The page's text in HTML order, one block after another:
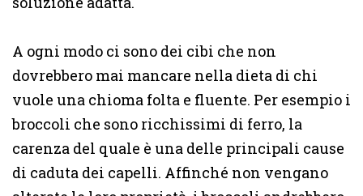
A ogni modo ci sono dei cibi che non
dovrebbero mai mancare nella dieta di chi
vuole una chioma folta e fluente. Per esempio i
broccoli che sono ricchissimi di ferro, la
carenza del quale è una delle principali cause
di caduta dei capelli. Affinché non vengano